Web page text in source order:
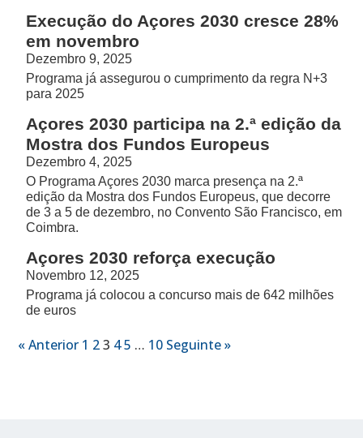
Execução do Açores 2030 cresce 28%
em novembro
Dezembro 9, 2025
Programa já assegurou o cumprimento da regra N+3
para 2025
Açores 2030 participa na 2.ª edição da
Mostra dos Fundos Europeus
Dezembro 4, 2025
O Programa Açores 2030 marca presença na 2.ª
edição da Mostra dos Fundos Europeus, que decorre
de 3 a 5 de dezembro, no Convento São Francisco, em
Coimbra.
Açores 2030 reforça execução
Novembro 12, 2025
Programa já colocou a concurso mais de 642 milhões
de euros
« Anterior 1 2 3 45 … 10 Seguinte »